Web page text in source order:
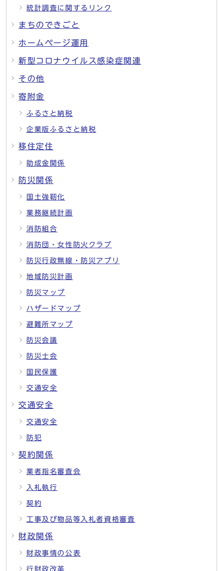
統計調査に関するリンク
まちのできごと
ホームページ運用
新型コロナウイルス感染症関連
その他
寄附金
ふるさと納税
企業版ふるさと納税
移住定住
助成金関係
防災関係
国土強靭化
業務継続計画
消防組合
消防団・女性防火クラブ
防災行政無線・防災アプリ
地域防災計画
防災マップ
ハザードマップ
避難所マップ
防災会議
防災士会
国民保護
交通安全
交通安全
交通安全
防犯
契約関係
業者指名審査会
入札執行
契約
工事及び物品等入札者資格審査
財政関係
財政事情の公表
行財政改革